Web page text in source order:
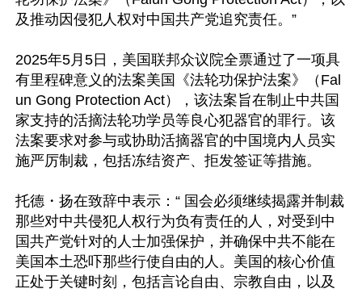
及推动因侵犯人权对中国共产党追究责任。”
2025年5月5日，美国联邦众议院全票通过了一项具
有里程碑意义的法案美国《法轮功保护法案》（Fal
un Gong Protection Act），该法案旨在制止中共国
家支持的活摘法轮功学员等良心犯器官的罪行。该
法案要求对参与或协助活摘器官的中国境内人员实
施严厉制裁，包括冻结资产、拒发签证等措施。
托德・扬在致辞中表示：“ 国会必须继续揭露并制裁
那些对中共侵犯人权行为负有责任的人，对受到中
国共产党针对的人士加强保护，并确保中共不能在
美国本土恐吓那些行使自由的人。美国的核心价值
正处于关键时刻，包括言论自由、宗教自由，以及